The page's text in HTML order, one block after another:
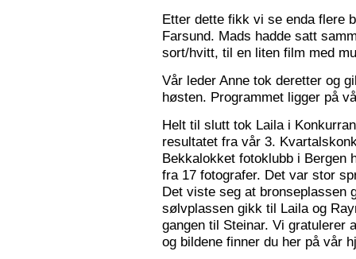
Etter dette fikk vi se enda flere
Farsund. Mads hadde satt
sort/hvitt, til en liten film med
Vår leder Anne tok deretter og
høsten. Programmet ligger på
Helt til slutt tok Laila i
resultatet fra vår 3.
Bekkalokket fotoklubb i
fra 17 fotografer. Det var stor
Det viste seg at bronseplassen
sølvplassen gikk til Laila og
gangen til Steinar. Vi gratulerer
og bildene finner du her på vår